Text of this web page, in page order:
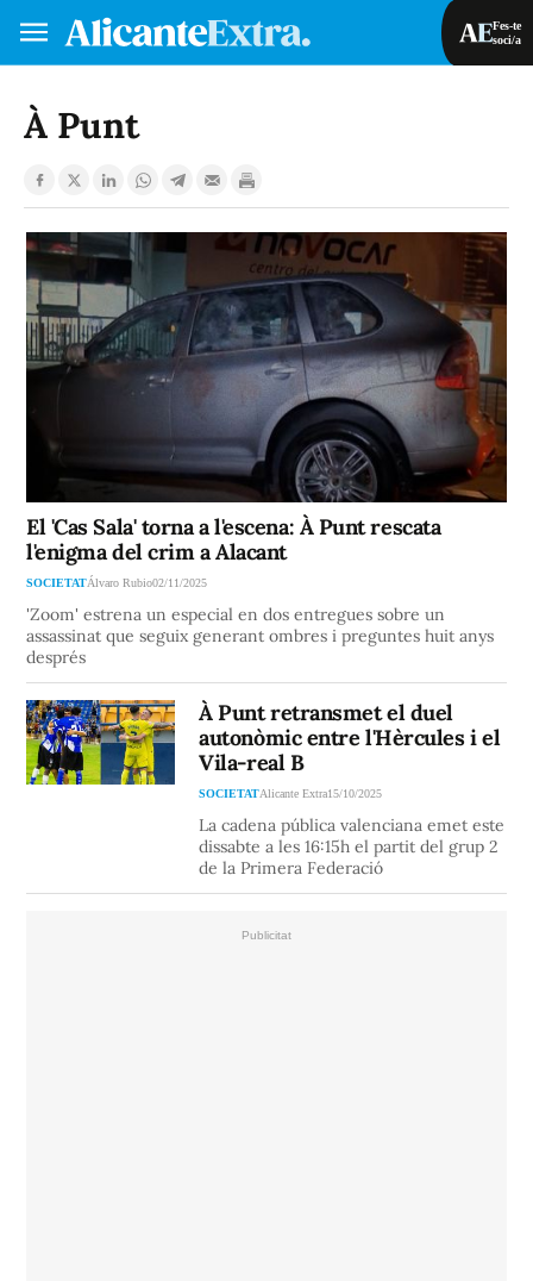
Fes-te
soci/a
VA
À Punt
El 'Cas Sala' torna a l'escena: À Punt rescata
l'enigma del crim a Alacant
SOCIETATÁlvaro Rubio02/11/2025
'Zoom' estrena un especial en dos entregues sobre un
assassinat que seguix generant ombres i preguntes huit anys
després
À Punt retransmet el duel
autonòmic entre l'Hèrcules i el
Vila-real B
SOCIETATAlicante Extra15/10/2025
La cadena pública valenciana emet este
dissabte a les 16:15h el partit del grup 2
de la Primera Federació